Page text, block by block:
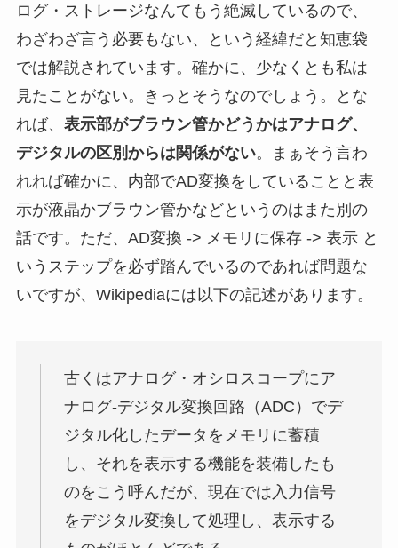
ログ・ストレージなんてもう絶滅しているので、
わざわざ言う必要もない、という経緯だと知恵袋
では解説されています。確かに、少なくとも私は
見たことがない。きっとそうなのでしょう。とな
れば、 表示部がブラウン管かどうかはアナログ、
デジタルの区別からは関係がない。まぁそう言わ
れれば確かに、内部でAD変換をしていることと表
示が液晶かブラウン管かなどというのはまた別の
話です。ただ、AD変換 -> メモリに保存 -> 表示 と
いうステップを必ず踏んでいるのであれば問題な
いですが、Wikipediaには以下の記述があります。
古くはアナログ・オシロスコープにア
ナログ-デジタル変換回路（ADC）でデ
ジタル化したデータをメモリに蓄積
し、それを表示する機能を装備したも
のをこう呼んだが、現在では入力信号
をデジタル変換して処理し、表示する